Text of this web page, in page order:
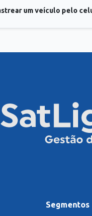
um veículo pelo
Segmentos